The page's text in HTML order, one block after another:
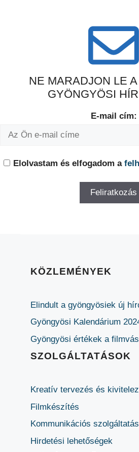
NE MARADJON LE
GYÖNGYÖSI
E-mail cím:
Elolvastam és elfogadom a
KÖZLEMÉNYEK
Elindult a gyöngyösiek új
Gyöngyösi Kalendárium
Gyöngyösi értékek a
SZOLGÁLTATÁSOK
Kreatív tervezés és
Filmkészítés
Kommunikációs
Hirdetési lehetőségek